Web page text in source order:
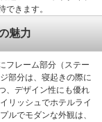
きます。
魅力
フレーム部分（ステー
部分は、寝起きの際に
、デザイン性にも優れ
リッシュでホテルライ
ルでモダンな外観は、